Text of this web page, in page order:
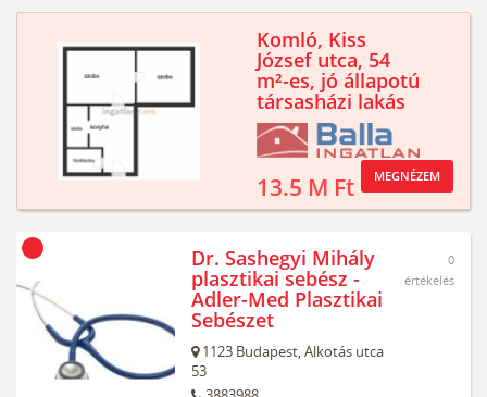
Komló, Kiss
József utca, 54
m²-es, jó állapotú
társasházi lakás
13.5 M Ft MEGNÉZEM
Dr. Sashegyi Mihály
plasztikai sebész -
Adler-Med Plasztikai
Sebészet
1123 Budapest,Alkotás utca
53
0
értékelés